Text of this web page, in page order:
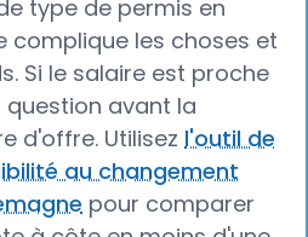
type de permis en
complique les choses et
Si le salaire est proche
question avant la
d'offre. Utilisez l'outil de
au changement
pour comparer